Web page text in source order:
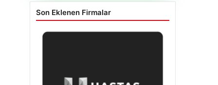
Son Eklenen Firmalar